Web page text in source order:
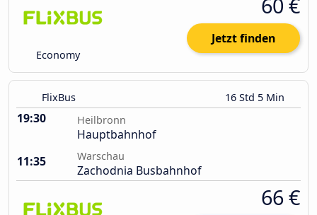
Economy
Jetzt finden
FlixBus 16 Std 5 Min
19:30 Heilbronn
Hauptbahnhof
11:35
Warschau
Zachodnia Busbahnhof
66 €